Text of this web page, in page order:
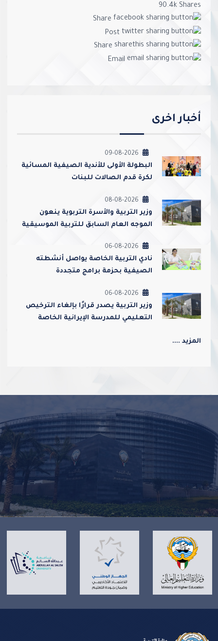
90.4k Shares
Share
Post
Share
Email
أخبار اخرى
09-08-2026
‏البطولة الأولى للأندية الصيفية المسائية
لكرة قدم الصالات للبنات
08-08-2026
وزير التربية والأسرة التربوية ينعون
الموجه العام السابق للتربية الموسيقية
06-08-2026
نادي التربية الخاصة يواصل أنشطته
الصيفية بحزمة برامج متجددة
06-08-2026
وزير التربية يصدر قرارًا بإلغاء الترخيص
التعليمي للمدرسة الإيرانية الخاصة
المزيد ....